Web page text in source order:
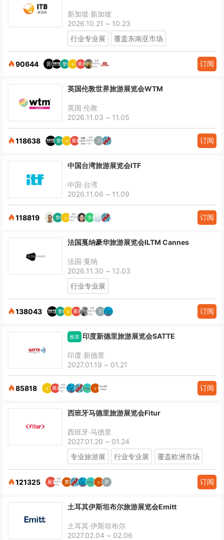
新加坡·新加坡
2026.10.21 ~ 10.23
行业专业展
覆盖东南亚市场
90644 订阅
英国伦敦世界旅游展览会WTM
英国·伦敦
2026.11.03 ~ 11.05
118638 订阅
中国台湾旅游展览会ITF
中国·台湾
2026.11.06 ~ 11.09
118819 订阅
法国戛纳豪华旅游展览会ILTM Cannes
法国·戛纳
2026.11.30 ~ 12.03
行业专业展
138043 订阅
推荐 印度新德里旅游展览会SATTE
印度·新德里
2027.01.19 ~ 01.21
85818 订阅
西班牙马德里旅游展览会Fitur
西班牙·马德里
2027.01.20 ~ 01.24
专业旅游展
行业专业展 覆盖欧洲市场
121325 订阅
土耳其伊斯坦布尔旅游展览会Emitt
土耳其·伊斯坦布尔
2027.02.04 ~ 02.06